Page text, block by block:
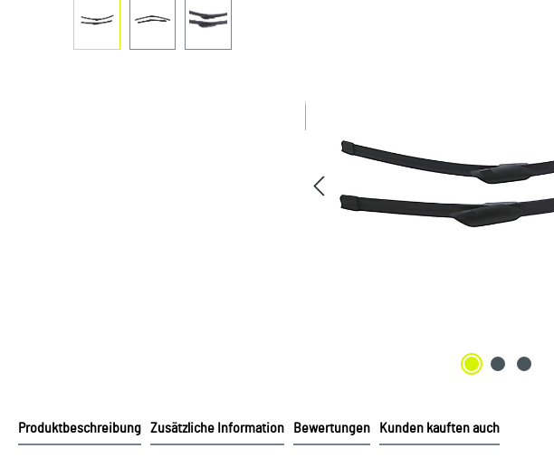
Produktbeschreibung Zusätzliche Information Bewertungen Kunden kauften auch